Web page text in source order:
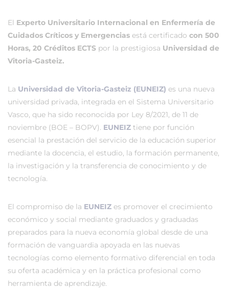
El Experto Universitario Internacional en Enfermería de
Cuidados Críticos y Emergencias está certificado con 500
Horas, 20 Créditos ECTS por la prestigiosa Universidad de
Vitoria-Gasteiz.
La Universidad de Vitoria-Gasteiz (EUNEIZ) es una nueva
universidad privada, integrada en el Sistema Universitario
Vasco, que ha sido reconocida por Ley 8/2021, de 11 de
noviembre (BOE – BOPV). EUNEIZ tiene por función
esencial la prestación del servicio de la educación superior
mediante la docencia, el estudio, la formación permanente,
la investigación y la transferencia de conocimiento y de
tecnología.
El compromiso de la EUNEIZ es promover el crecimiento
económico y social mediante graduados y graduadas
preparados para la nueva economía global desde de una
formación de vanguardia apoyada en las nuevas
tecnologías como elemento formativo diferencial en toda
su oferta académica y en la práctica profesional como
herramienta de aprendizaje.